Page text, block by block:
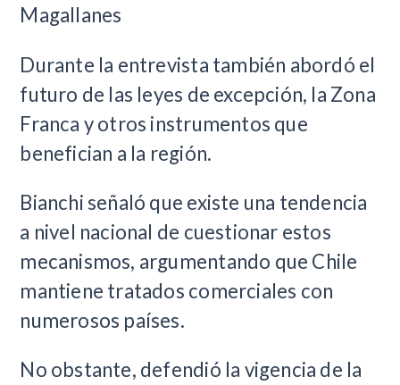
Magallanes
Durante la entrevista también abordó el
futuro de las leyes de excepción, la Zona
Franca y otros instrumentos que
benefician a la región.
Bianchi señaló que existe una tendencia
a nivel nacional de cuestionar estos
mecanismos, argumentando que Chile
mantiene tratados comerciales con
numerosos países.
No obstante, defendió la vigencia de la